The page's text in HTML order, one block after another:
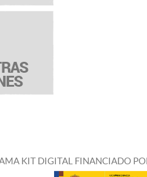
KIT DIGITAL FINANCIADO